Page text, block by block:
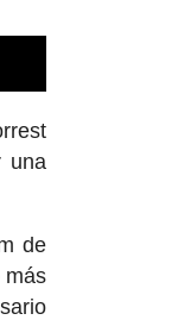
una
de
más